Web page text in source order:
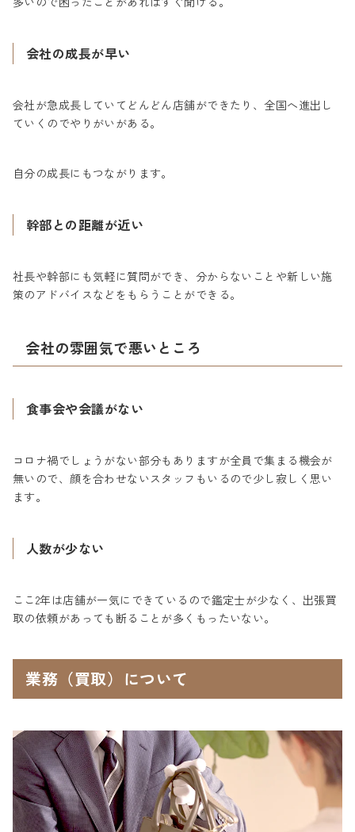
会社の成長が早い
会社が急成長していてどんどん店舗ができたり、全国へ進出し
ていくのでやりがいがある。
自分の成長にもつながります。
幹部との距離が近い
社長や幹部にも気軽に質問ができ、分からないことや新しい施
策のアドバイスなどをもらうことができる。
会社の雰囲気で悪いところ
食事会や会議がない
コロナ禍でしょうがない部分もありますが全員で集まる機会が
無いので、顔を合わせないスタッフもいるので少し寂しく思い
ます。
人数が少ない
ここ2年は店舗が一気にできているので鑑定士が少なく、出張買
取の依頼があっても断ることが多くもったいない。
業務（買取）について